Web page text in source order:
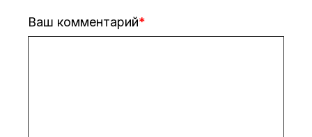
Ваш комментарий